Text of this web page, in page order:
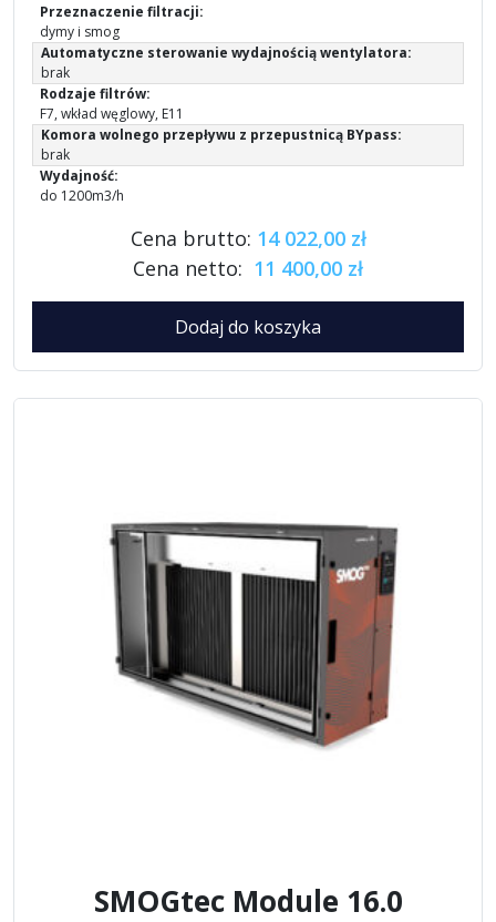
Przeznaczenie filtracji:
dymy i smog
Automatyczne sterowanie wydajnością wentylatora:
brak
Rodzaje filtrów:
F7, wkład węglowy, E11
Komora wolnego przepływu z przepustnicą BYpass:
brak
Wydajność:
do 1200m3/h
Cena brutto: 14 022,00 zł
Cena netto: 11 400,00 zł
Dodaj do koszyka
SMOGtec Module 16.0